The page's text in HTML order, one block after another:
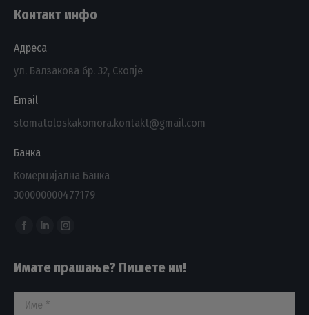
Контакт инфо
Адреса
ул. Балзакова бр. 32, Скопје
Email
stomatoloskakomora.kontakt@gmail.com
Банка
Комерцијална Банка
300000000477179
Find us on:
Facebook
opens
new
Linkedin
opens
new
Instagram
opens
Имате прашање? Пишете ни!
Име *